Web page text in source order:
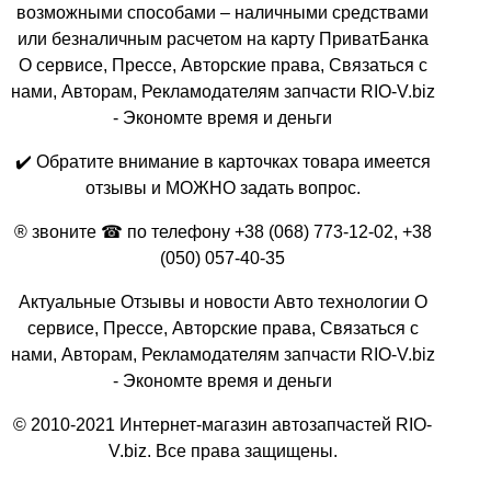
возможными способами – наличными средствами
или безналичным расчетом на карту ПриватБанка
О сервисе, Прессе, Авторские права, Связаться с
нами, Авторам, Рекламодателям запчасти RIO-V.biz
- Экономте время и деньги
✔️ Обратите внимание в карточках товара имеется
отзывы и МОЖНО задать вопрос.
® звоните ☎ по телефону +38 (068) 773-12-02, +38
(050) 057-40-35
Актуальные Отзывы и новости Авто технологии О
сервисе, Прессе, Авторские права, Связаться с
нами, Авторам, Рекламодателям запчасти RIO-V.biz
- Экономте время и деньги
© 2010-2021 Интернет-магазин автозапчастей RIO-
V.biz. Все права защищены.